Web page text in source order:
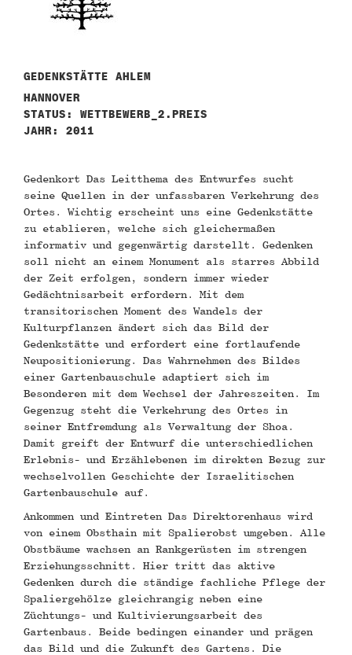
GEDENKSTÄTTE AHLEM
HANNOVER
STATUS: WETTBEWERB_2.PREIS
JAHR: 2011
Gedenkort Das Leitthema des Entwurfes sucht
seine Quellen in der unfassbaren Verkehrung des
Ortes. Wichtig erscheint uns eine Gedenkstätte
zu etablieren, welche sich gleichermaßen
informativ und gegenwärtig darstellt. Gedenken
soll nicht an einem Monument als starres Abbild
der Zeit erfolgen, sondern immer wieder
Gedächtnisarbeit erfordern. Mit dem
transitorischen Moment des Wandels der
Kulturpflanzen ändert sich das Bild der
Gedenkstätte und erfordert eine fortlaufende
Neupositionierung. Das Wahrnehmen des Bildes
einer Gartenbauschule adaptiert sich im
Besonderen mit dem Wechsel der Jahreszeiten. Im
Gegenzug steht die Verkehrung des Ortes in
seiner Entfremdung als Verwaltung der Shoa.
Damit greift der Entwurf die unterschiedlichen
Erlebnis- und Erzählebenen im direkten Bezug zur
wechselvollen Geschichte der Israelitischen
Gartenbauschule auf.
Ankommen und Eintreten Das Direktorenhaus wird
von einem Obsthain mit Spalierobst umgeben. Alle
Obstbäume wachsen an Rankgerüsten im strengen
Erziehungsschnitt. Hier tritt das aktive
Gedenken durch die ständige fachliche Pflege der
Spaliergehölze gleichrangig neben eine
Züchtungs- und Kultivierungsarbeit des
Gartenbaus. Beide bedingen einander und prägen
das Bild und die Zukunft des Gartens. Die